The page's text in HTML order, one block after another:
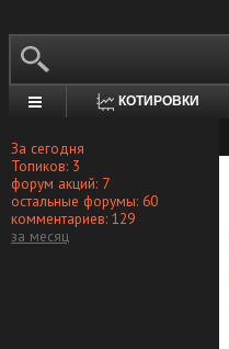
КОТИРОВКИ
За сегодня
Топиков: 3
форум акций: 7
остальные форумы: 60
комментариев: 129
за месяц